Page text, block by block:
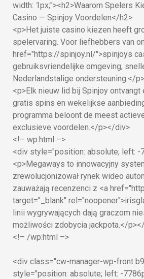
width: 1px;"><h2>Waarom Spelers
Casino — Spinjoy Voordelen</h2>
<p>Het juiste casino kiezen heeft
spelervaring. Voor liefhebbers van
href="https://spinjoy.nl/">spinjoys
gebruiksvriendelijke omgeving,
Nederlandstalige ondersteuning.</p>
<p>Elk nieuw lid bij Spinjoy ontvangt
gratis spins en wekelijkse
programma beloont de meest
exclusieve voordelen.</p></div>
<!– wp:html –>
<div style="position: absolute; left: -
<p>Megaways to innowacyjny
zrewolucjonizował rynek wideo
zauważają recenzenci z <a
target="_blank"
linii wygrywających dają graczom
możliwości zdobycia jackpota.</
<!– /wp:html –>
<div class="cw-manager-wp-front
style="position: absolute; left: -